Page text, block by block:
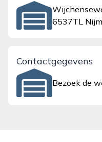
6537TL
Contactgegevens
Bezoek de